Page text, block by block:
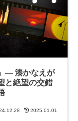
— 湊かなえが
と絶望の交錯
2025.01.01